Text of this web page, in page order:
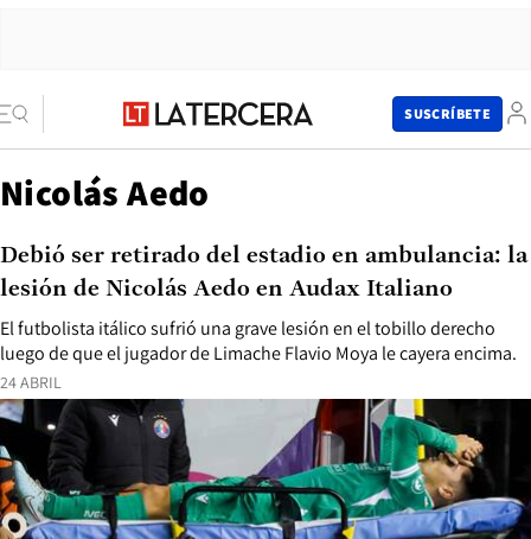
SUSCRÍBETE
Nicolás Aedo
24 ABRIL
El futbolista itálico sufrió una grave lesión en el tobillo derecho
luego de que el jugador de Limache Flavio Moya le cayera encima.
Debió ser retirado del estadio en ambulancia: la
lesión de Nicolás Aedo en Audax Italiano